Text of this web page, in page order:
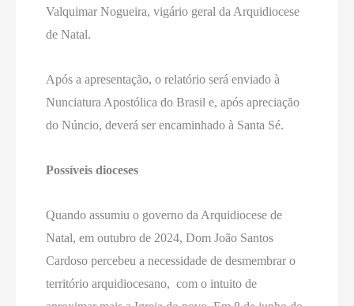
Valquimar Nogueira, vigário geral da Arquidiocese
de Natal.
Após a apresentação, o relatório será enviado à
Nunciatura Apostólica do Brasil e, após apreciação
do Núncio, deverá ser encaminhado à Santa Sé.
Possíveis dioceses
Quando assumiu o governo da Arquidiocese de
Natal, em outubro de 2024, Dom João Santos
Cardoso percebeu a necessidade de desmembrar o
território arquidiocesano, com o intuito de